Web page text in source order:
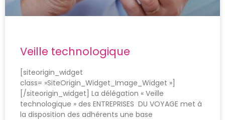
Veille technologique
[siteorigin_widget
class= »SiteOrigin_Widget_Image_Widget »]
[/siteorigin_widget] La délégation « Veille
technologique » des ENTREPRISES DU VOYAGE met à
la disposition des adhérents une base